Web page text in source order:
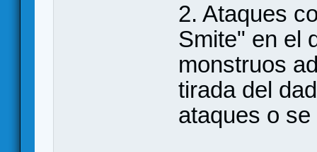
2. Ataques
Smite" en el
monstruos
tirada del
ataques o